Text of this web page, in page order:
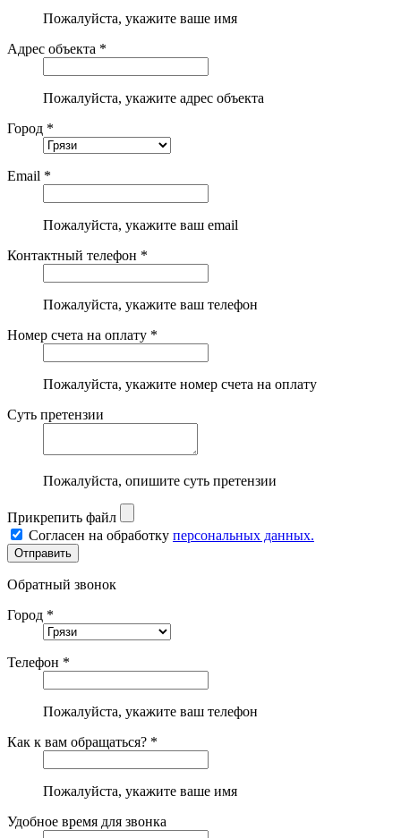
Пожалуйста, укажите ваше имя
Адрес объекта *
Пожалуйста, укажите адрес объекта
Город *
Email *
Пожалуйста, укажите ваш email
Контактный телефон *
Пожалуйста, укажите ваш телефон
Номер счета на оплату *
Пожалуйста, укажите номер счета на оплату
Суть претензии
Пожалуйста, опишите суть претензии
Прикрепить файл
Согласен на обработку персональных данных.
Обратный звонок
Город *
Телефон *
Пожалуйста, укажите ваш телефон
Как к вам обращаться? *
Пожалуйста, укажите ваше имя
Удобное время для звонка